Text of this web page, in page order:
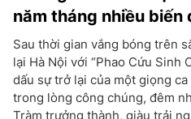
năm tháng nhiều biến
Sau thời gian vắng bóng trên
lại Hà Nội với “Phao Cứu Sinh
dấu sự trở lại của một giọng
trong lòng công chúng, đêm
Tràm trưởng thành, giàu trải